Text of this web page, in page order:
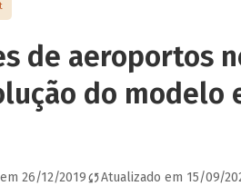
de aeroportos
do modelo
26/12/2019 Atualizado em 15/09/